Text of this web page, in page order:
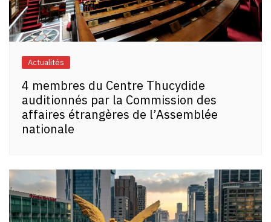
Actualités
4 membres du Centre Thucydide
auditionnés par la Commission des
affaires étrangères de l’Assemblée
nationale